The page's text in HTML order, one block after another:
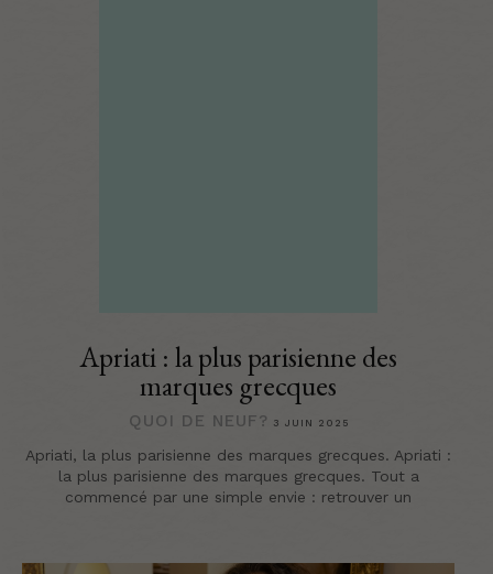
Apriati : la plus parisienne des
marques grecques
QUOI DE NEUF? 3 JUIN 2025
Apriati, la plus parisienne des marques grecques. Apriati :
la plus parisienne des marques grecques. Tout a
commencé par une simple envie : retrouver un